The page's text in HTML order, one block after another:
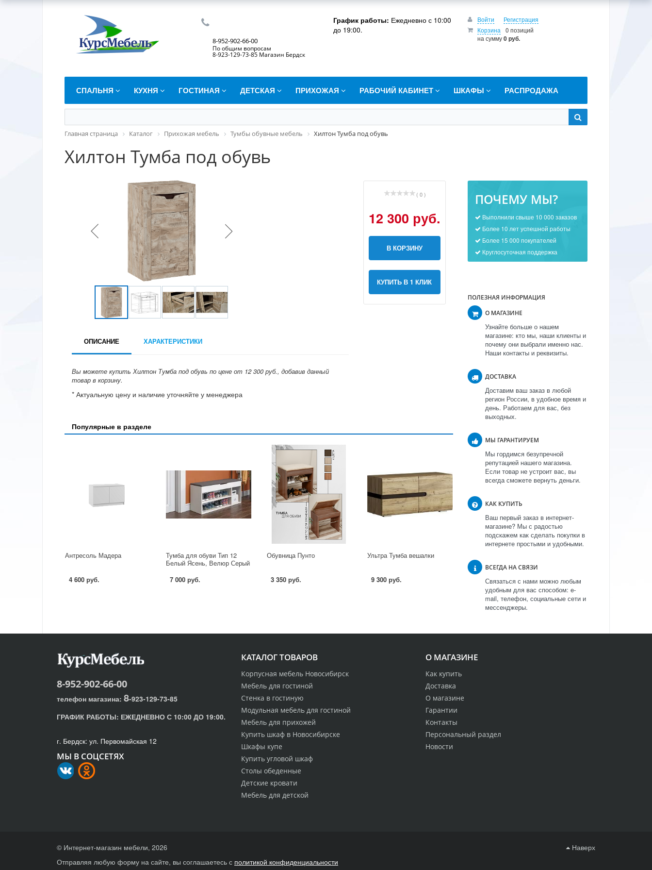
8-952-902-66-00
По общим вопросам
8-923-129-73-85 Магазин Бердск
График работы: Ежедневно с 10:00
до 19:00.
Войти
Регистрация
Корзина
0 позиций
на сумму0 руб.
СПАЛЬНЯ КУХНЯ ГОСТИНАЯ ДЕТСКАЯ ПРИХОЖАЯ РАБОЧИЙ КАБИНЕТ ШКАФЫ РАСПРОДАЖА
Главная страница Каталог Прихожая мебель Тумбы обувные мебель Хилтон Тумба под обувь
Хилтон Тумба под обувь
( 0 )
12 300 руб.
В КОРЗИНУ
КУПИТЬ В 1 КЛИК
ОПИСАНИЕ ХАРАКТЕРИСТИКИ
Вы можете купить Хилтон Тумба под обувь по цене от 12 300 руб., добавив данный
товар в корзину.
* Актуальную цену и наличие уточняйте у менеджера
Популярные в разделе
Антресоль Мадера
4 600 руб.
Тумба для обуви Тип 12
Белый Ясень, Велюр Серый
7 000 руб.
Обувница Пунто
3 350 руб.
Ультра Тумба вешалки
9 300 руб.
ПОЧЕМУ МЫ?
Выполнили свыше 10 000 заказов
Более 10 лет успешной работы
Более 15 000 покупателей
Круглосуточная поддержка
ПОЛЕЗНАЯ ИНФОРМАЦИЯ
О МАГАЗИНЕ
Узнайте больше о нашем
магазине: кто мы, наши клиенты и
почему они выбрали именно нас.
Наши контакты и реквизиты.
ДОСТАВКА
Доставим ваш заказ в любой
регион России, в удобное время и
день. Работаем для вас, без
выходных.
МЫ ГАРАНТИРУЕМ
Мы гордимся безупречной
репутацией нашего магазина.
Если товар не устроит вас, вы
всегда сможете вернуть деньги.
КАК КУПИТЬ
Ваш первый заказ в интернет-
магазине? Мы с радостью
подскажем как сделать покупки в
интернете простыми и удобными.
ВСЕГДА НА СВЯЗИ
Связаться с нами можно любым
удобным для вас способом: e-
mail, телефон, социальные сети и
мессенджеры.
О МАГАЗИНЕ
Как купить
Доставка
О магазине
Гарантии
Контакты
Персональный раздел
Новости
КАТАЛОГ ТОВАРОВ
Корпусная мебель Новосибирск
Мебель для гостиной
Стенка в гостиную
Модульная мебель для гостиной
Мебель для прихожей
Купить шкаф в Новосибирске
Шкафы купе
Купить угловой шкаф
Столы обеденные
Детские кровати
Мебель для детской
8-952-902-66-00
телефон магазина: 8-923-129-73-85
ГРАФИК РАБОТЫ: ЕЖЕДНЕВНО С 10:00 ДО 19:00.
г. Бердск: ул. Первомайская 12
МЫ В СОЦСЕТЯХ
© Интернет-магазин мебели, 2026
Наверх
Отправляя любую форму на сайте, вы соглашаетесь с политикой конфиденциальности